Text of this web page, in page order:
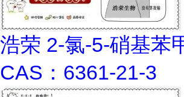
浩荣 2-氯-5-硝基苯
CAS：6361-21-3